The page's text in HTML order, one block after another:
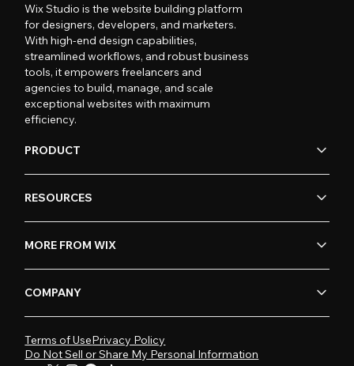
Wix Studio is the website building platform
for designers, developers, and marketers.
With high-end design capabilities,
streamlined workflows, and robust business
tools, it empowers freelancers and
agencies to build, manage, and scale
exceptional websites with maximum
efficiency.
PRODUCT
RESOURCES
MORE FROM WIX
COMPANY
Terms of UsePrivacy Policy
Do Not Sell or Share My Personal Information